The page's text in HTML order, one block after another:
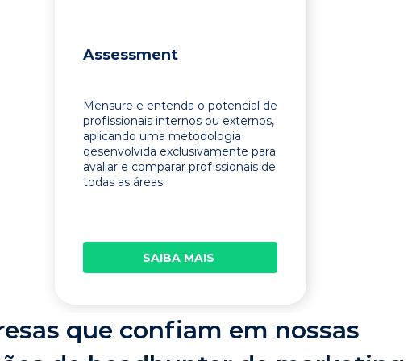
Assessment
Mensure e entenda o potencial de
profissionais internos ou externos,
aplicando uma metodologia
desenvolvida exclusivamente para
avaliar e comparar profissionais de
todas as áreas.
SAIBA MAIS
que confiam em nossas